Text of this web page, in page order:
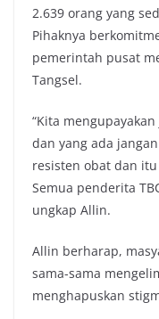
2.639 orang yang
Pihaknya
pemerintah pusat
Tangsel.
“Kita
dan yang ada
resisten obat dan
Semua penderita
ungkap Allin.
Allin berharap,
sama-sama
menghapuskan